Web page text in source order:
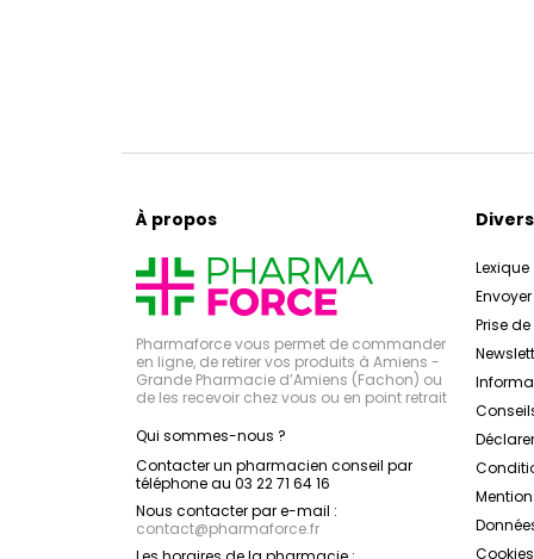
À propos
Pharmaforce vous permet de commander
en ligne, de retirer vos produits à Amiens -
Grande Pharmacie d’Amiens (Fachon) ou
de les recevoir chez vous ou en point retrait
Qui sommes-nous ?
Contacter un pharmacien conseil par
téléphone au 03 22 71 64 16
Nous contacter par e-mail :
contact@pharmaforce.fr
Divers
Lexique
Prise
Cookies